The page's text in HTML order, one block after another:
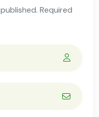
Required